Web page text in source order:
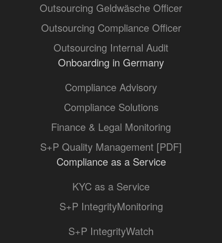
Outsourcing Geldwäsche Officer
Outsourcing Compliance Officer
Outsourcing Internal Audit
Onboarding in Germany
Compliance Advisory
Compliance Solutions
Finance & Legal Monitoring
S+P Quality Management [PDF]
Compliance as a Service
KYC as a Service
S+P IntegrityMonitoring
S+P IntegrityWatch